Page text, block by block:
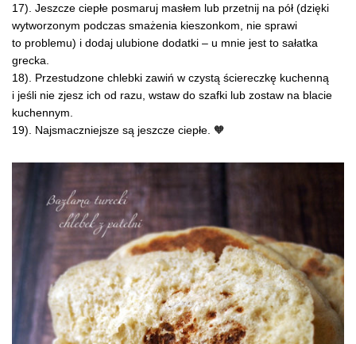
17). Jeszcze ciepłe posmaruj masłem lub przetnij na pół (dzięki
wytworzonym podczas smażenia kieszonkom, nie sprawi
to problemu) i dodaj ulubione dodatki – u mnie jest to sałatka
grecka.
18). Przestudzone chlebki zawiń w czystą ściereczkę kuchenną
i jeśli nie zjesz ich od razu, wstaw do szafki lub zostaw na blacie
kuchennym.
19). Najsmaczniejsze są jeszcze ciepłe. 🧡